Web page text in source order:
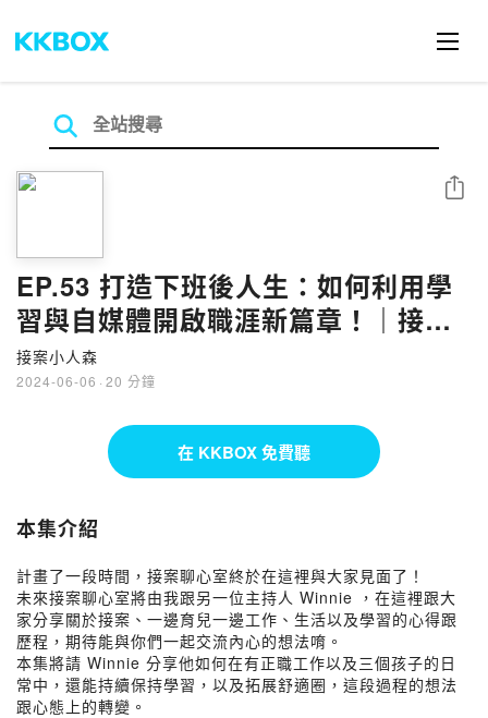
EP.53 打造下班後人生：如何利用學
習與自媒體開啟職涯新篇章！｜接案
聊心室
接案小人森
2024-06-06 · 20 分鐘
分享
在 KKBOX 免費聽
本集介紹
計畫了一段時間，接案聊心室終於在這裡與大家見面了！
未來接案聊心室將由我跟另一位主持人 Winnie ，在這裡跟大
家分享關於接案、一邊育兒一邊工作、生活以及學習的心得跟
歷程，期待能與你們一起交流內心的想法唷。
本集將請 Winnie 分享他如何在有正職工作以及三個孩子的日
常中，還能持續保持學習，以及拓展舒適圈，這段過程的想法
跟心態上的轉變。